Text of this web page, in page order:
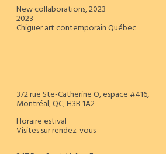
New collaborations, 2023
2023
Chiguer art contemporain Québec
372 rue Ste-Catherine O, espace #416,
Montréal, QC, H3B 1A2
Horaire estival
Visites sur rendez-vous